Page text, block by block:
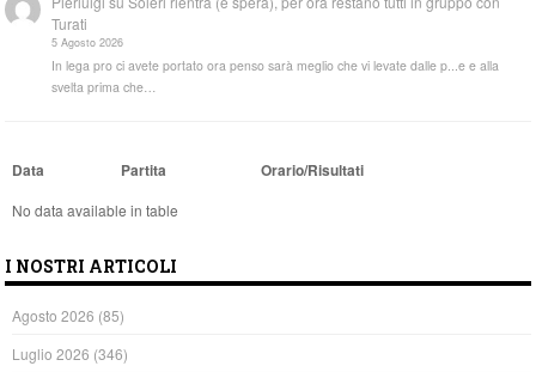
Turati
5 Agosto 2026
In lega pro ci avete portato ora penso sarà meglio che vi levate dalle p...e e alla
svelta prima che…
Data Partita Orario/Risultati
No data available in table
I NOSTRI ARTICOLI
Agosto 2026 (85)
Luglio 2026 (346)